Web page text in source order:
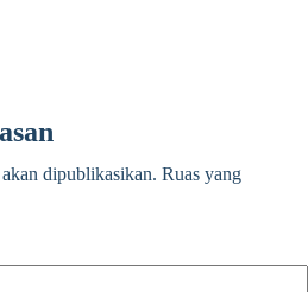
dipublikasikan. Ruas yang